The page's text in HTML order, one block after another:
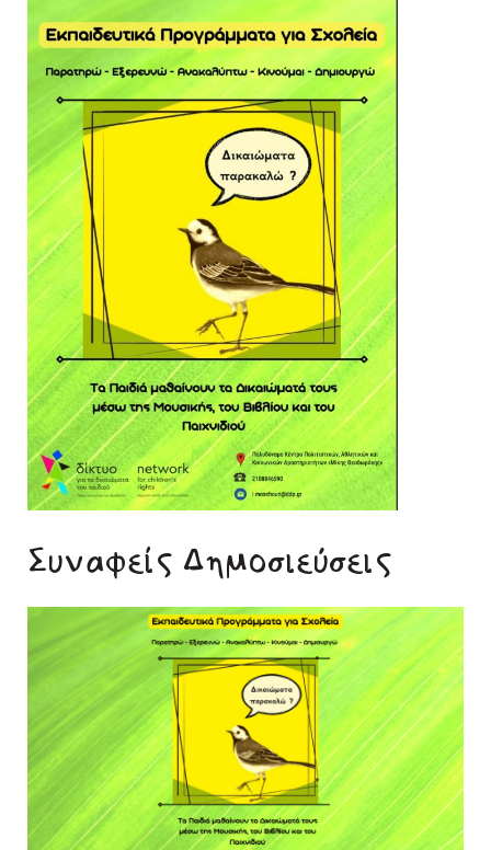
Συναφείς Δημοσιεύσεις